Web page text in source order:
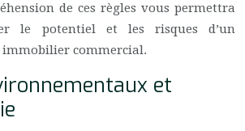
de ces règles vous permettra
le potentiel et les risques d’un
immobilier commercial.
et